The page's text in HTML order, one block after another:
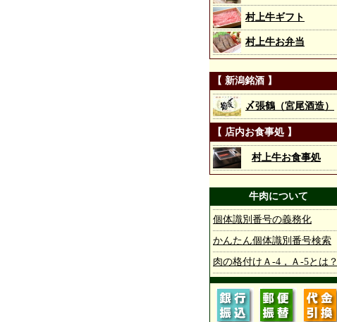
村上牛ギフト
村上牛お弁当
【 新潟銘酒 】
〆張鶴（宮尾酒造）
【 店内お食事処 】
村上牛お食事処
牛肉について
個体識別番号の義務化
かんたん個体識別番号検索
肉の格付けＡ-4，Ａ-5とは？